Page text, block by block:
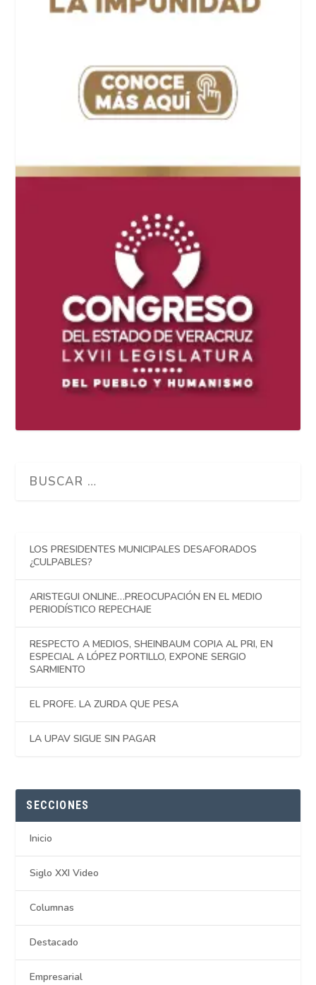
LOS PRESIDENTES MUNICIPALES DESAFORADOS
¿CULPABLES?
ARISTEGUI ONLINE…PREOCUPACIÓN EN EL MEDIO
PERIODÍSTICO REPECHAJE
RESPECTO A MEDIOS, SHEINBAUM COPIA AL PRI, EN
ESPECIAL A LÓPEZ PORTILLO, EXPONE SERGIO
SARMIENTO
EL PROFE. LA ZURDA QUE PESA
LA UPAV SIGUE SIN PAGAR
SECCIONES
Inicio
Siglo XXI Video
Columnas
Destacado
Empresarial